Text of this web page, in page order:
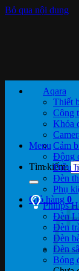
Bỏ qua nội dung
Menu
Tìm kiếm:
Giỏ hàng 0
Aqara
Thiết
Công
Khóa
Cảm
Động
Điều
Đèn
Phụ
Philips
Đèn
Đèn
Đèn
Đèn
Bóng